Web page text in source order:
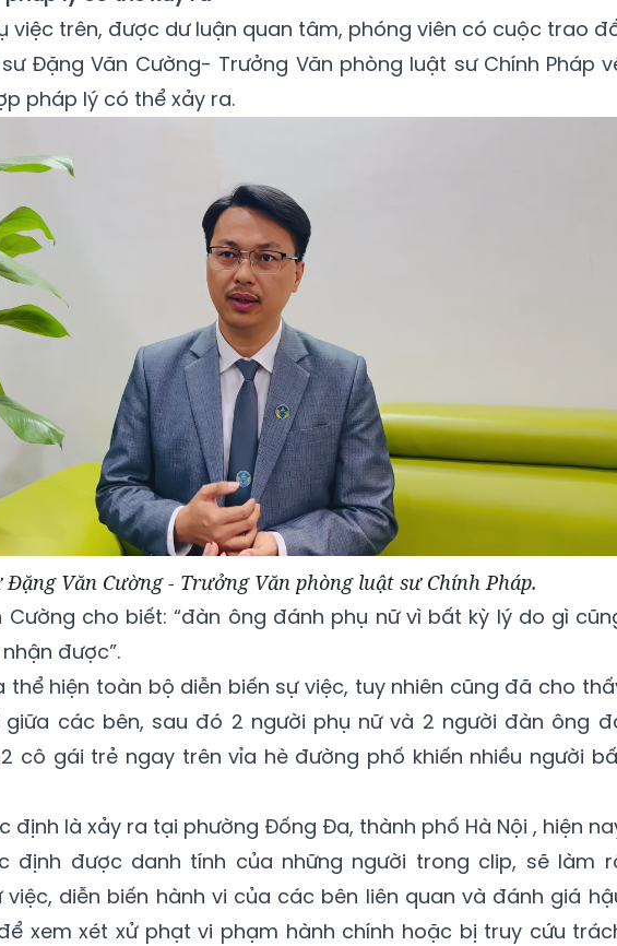
việc trên, được dư luận quan tâm, phóng viên có cuộc trao
Đặng Văn Cường- Trưởng Văn phòng luật sư Chính Pháp
pháp lý có thể xảy ra.
Văn Cường - Trưởng Văn phòng luật sư Chính Pháp.
Cường cho biết: “đàn ông đánh phụ nữ vì bất kỳ lý do gì
được”.
thể hiện toàn bộ diễn biến sự việc, tuy nhiên cũng đã cho
giữa các bên, sau đó 2 người phụ nữ và 2 người đàn ông
cô gái trẻ ngay trên vỉa hè đường phố khiến nhiều người
định là xảy ra tại phường Đống Đa, thành phố Hà Nội , hiện
định được danh tính của những người trong clip, sẽ làm
việc, diễn biến hành vi của các bên liên quan và đánh giá
xem xét xử phạt vi phạm hành chính hoặc bị truy cứu